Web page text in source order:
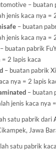
– buatan
jenis kaca nya =
– buatan
jenis kaca nya =
– buatan pabrik
= 2 lapis kaca
– buatan pabrik
nya = 2 lapis
– buatan
jenis kaca nya
satu pabrik dari
Jawa
satu pabrik